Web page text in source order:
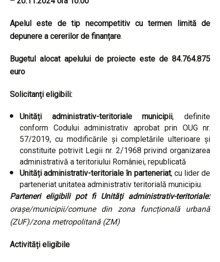
Apelul este de tip necompetitiv cu termen limită de
depunere a cererilor de finanțare.
Bugetul alocat apelului de proiecte este de 84.764.875
euro
Solicitanți eligibili:
Unități administrativ-teritoriale municipii, definite
conform Codului administrativ aprobat prin OUG nr.
57/2019, cu modificările şi completările ulterioare și
constituite potrivit Legii nr. 2/1968 privind organizarea
administrativă a teritoriului României, republicată
Unități administrativ-teritoriale în parteneriat, cu lider de
parteneriat unitatea administrativ teritorială municipiu.
Parteneri eligibili pot fi Unități administrativ-teritoriale:
orașe/municipii/comune din zona funcțională urbană
(ZUF)/zona metropolitană (ZM)
Activități eligibile